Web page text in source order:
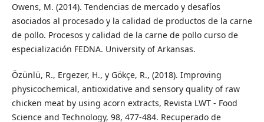
Owens, M. (2014). Tendencias de mercado y desafíos
asociados al procesado y la calidad de productos de la carne
de pollo. Procesos y calidad de la carne de pollo curso de
especialización FEDNA. University of Arkansas.
Özünlü, R., Ergezer, H., y Gökçe, R., (2018). Improving
physicochemical, antioxidative and sensory quality of raw
chicken meat by using acorn extracts, Revista LWT - Food
Science and Technology, 98, 477-484. Recuperado de